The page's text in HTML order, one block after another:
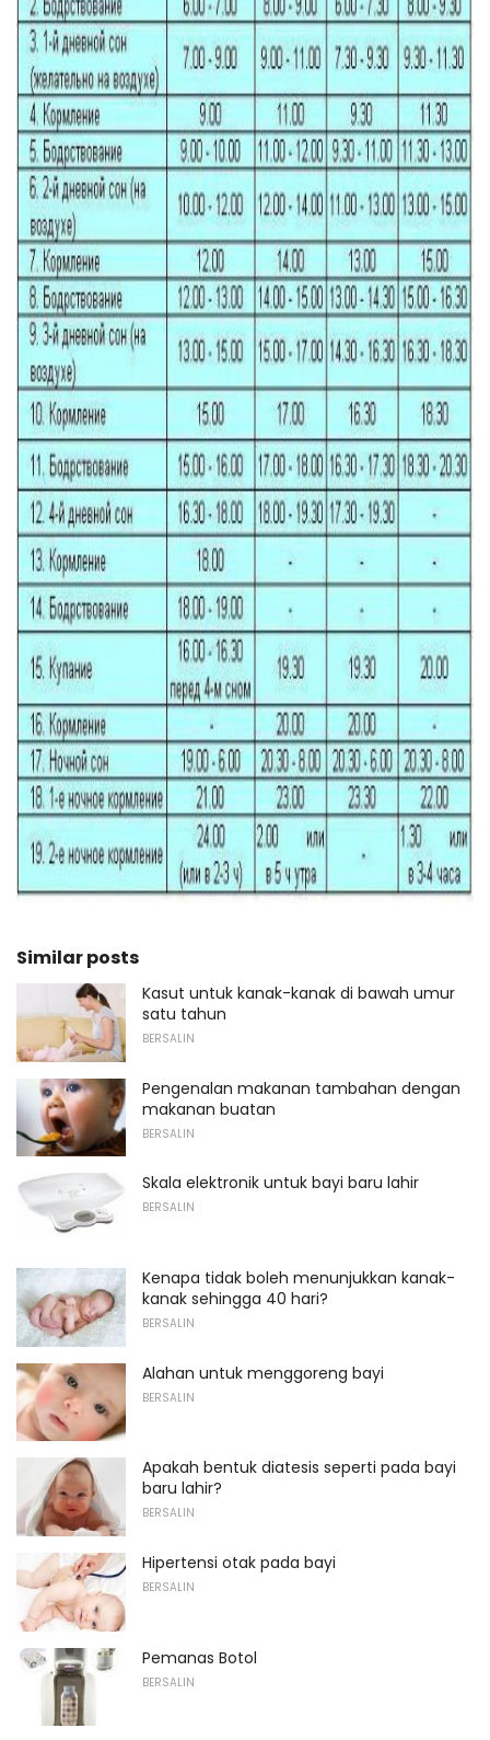
ad
Similar posts
Kasut untuk kanak-kanak di bawah umur
satu tahun
BERSALIN
Pengenalan makanan tambahan dengan
makanan buatan
BERSALIN
Skala elektronik untuk bayi baru lahir
BERSALIN
Kenapa tidak boleh menunjukkan kanak-
kanak sehingga 40 hari?
BERSALIN
Alahan untuk menggoreng bayi
BERSALIN
Apakah bentuk diatesis seperti pada bayi
baru lahir?
BERSALIN
Hipertensi otak pada bayi
BERSALIN
Pemanas Botol
BERSALIN